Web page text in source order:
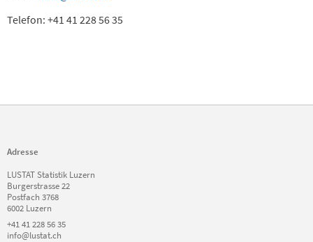
Telefon: +41 41 228 56 35
Adresse
LUSTAT Statistik Luzern
Burgerstrasse 22
Postfach 3768
6002 Luzern
+41 41 228 56 35
info@lustat.ch